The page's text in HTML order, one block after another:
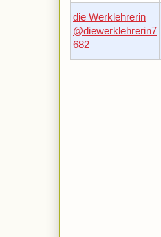
die Werklehrerin
@diewerklehrerin7
682